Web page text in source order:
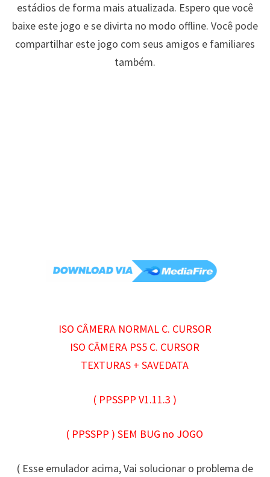
estádios de forma mais atualizada. Espero que você
baixe este jogo e se divirta no modo offline. Você pode
compartilhar este jogo com seus amigos e familiares
também.
ISO CÂMERA NORMAL C. CURSOR
ISO CÂMERA PS5 C. CURSOR
TEXTURAS + SAVEDATA
( PPSSPP V1.11.3 )
( PPSSPP ) SEM BUG no JOGO
( Esse emulador acima, Vai solucionar o problema de